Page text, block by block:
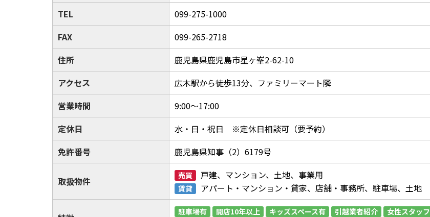
TEL
099-275-1000
FAX
099-265-2718
住所
鹿児島県鹿児島市星ヶ峯2-62-10
アクセス
広木駅から徒歩13分、ファミリーマート隣
営業時間
9:00〜17:00
定休日
水・日・祝日 ※定休日相談可（要予約）
免許番号
鹿児島県知事（2）6179号
取扱物件 売買 戸建、マンション、土地、事業用
賃貸 アパート・マンション・貸家、店舗・事務所、駐車場、土地
駐車場有 開店10年以上 キッズスペース有 引越業者紹介 女性スタッフ